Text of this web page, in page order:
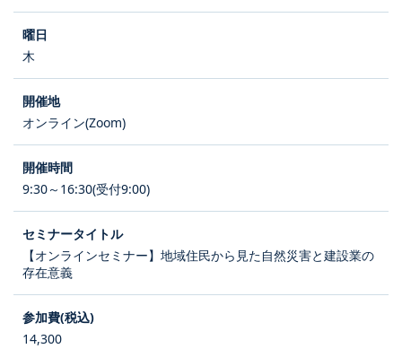
木
オンライン(Zoom)
9:30～16:30(受付9:00)
【オンラインセミナー】地域住民から見た自然災害と建設業の
存在意義
14,300